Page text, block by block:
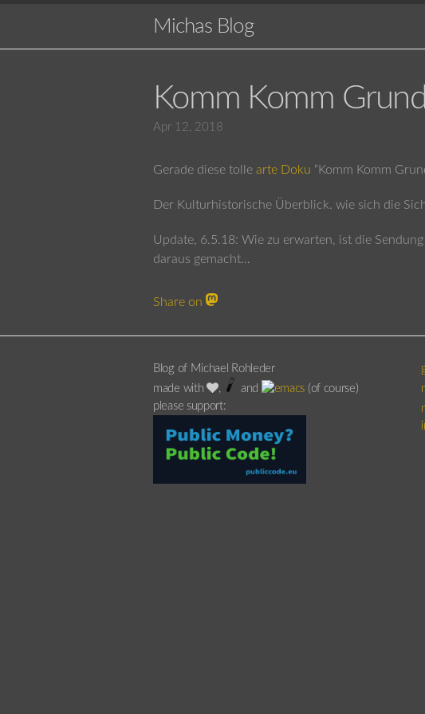
Michas Blog
Komm Komm
Apr 12, 2018
Gerade diese tolle arte Doku “Komm Komm
Der Kulturhistorische Überblick. wie sich die
Update, 6.5.18: Wie zu erwarten, ist die
daraus gemacht…
Share on
Blog of Michael Rohleder
made with
, and
(of course)
please support: